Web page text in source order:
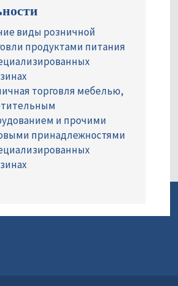
виды розничной
продуктами питания
торговля мебелью,
и прочими
принадлежностями